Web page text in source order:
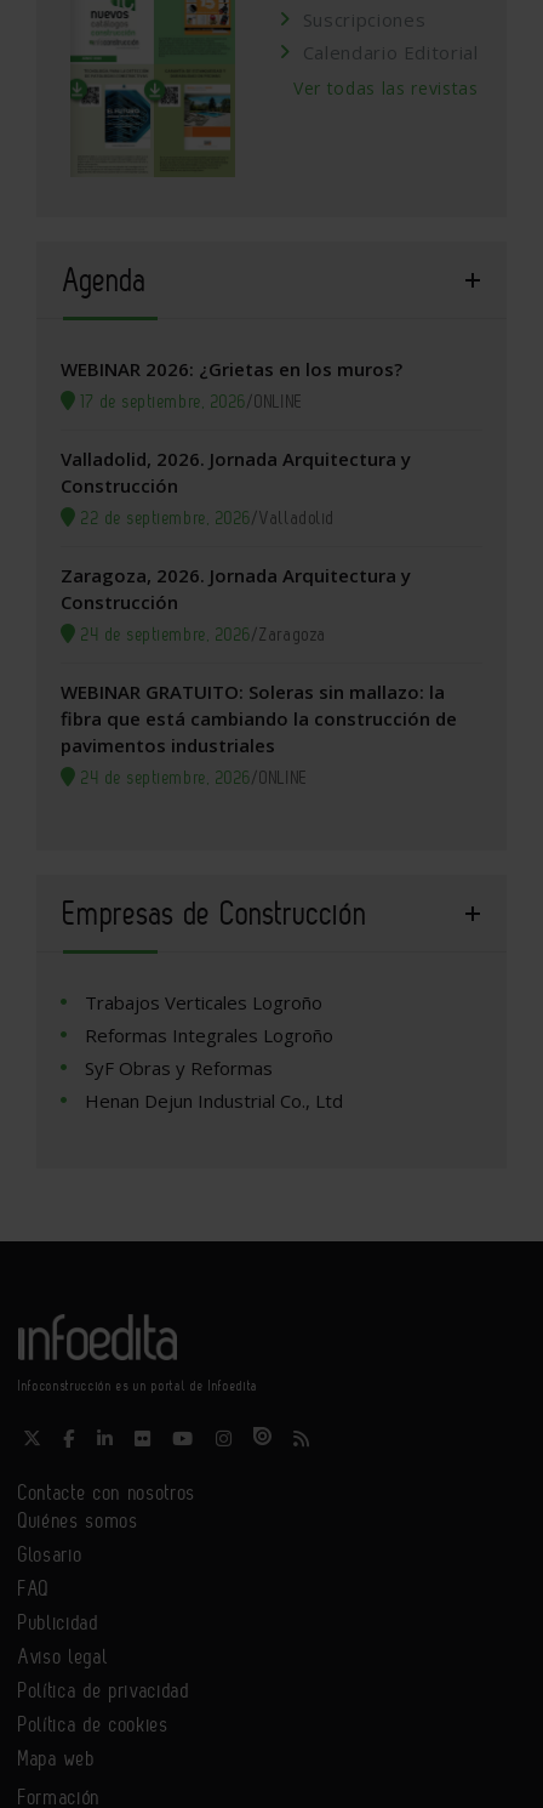
Suscripciones
Calendario Editorial
Ver todas las revistas
Agenda
WEBINAR 2026: ¿Grietas en los muros?
17 de septiembre, 2026/ONLINE
Valladolid, 2026. Jornada Arquitectura y
Construcción
22 de septiembre, 2026/Valladolid
Zaragoza, 2026. Jornada Arquitectura y
Construcción
24 de septiembre, 2026/Zaragoza
WEBINAR GRATUITO: Soleras sin mallazo: la
fibra que está cambiando la construcción de
pavimentos industriales
24 de septiembre, 2026/ONLINE
Empresas de Construcción
Trabajos Verticales Logroño
Reformas Integrales Logroño
SyF Obras y Reformas
Henan Dejun Industrial Co., Ltd
Infoconstrucción es un portal de Infoedita
Contacte con nosotros
Quiénes somos
Glosario
FAQ
Publicidad
Aviso legal
Política de privacidad
Política de cookies
Mapa web
Formación